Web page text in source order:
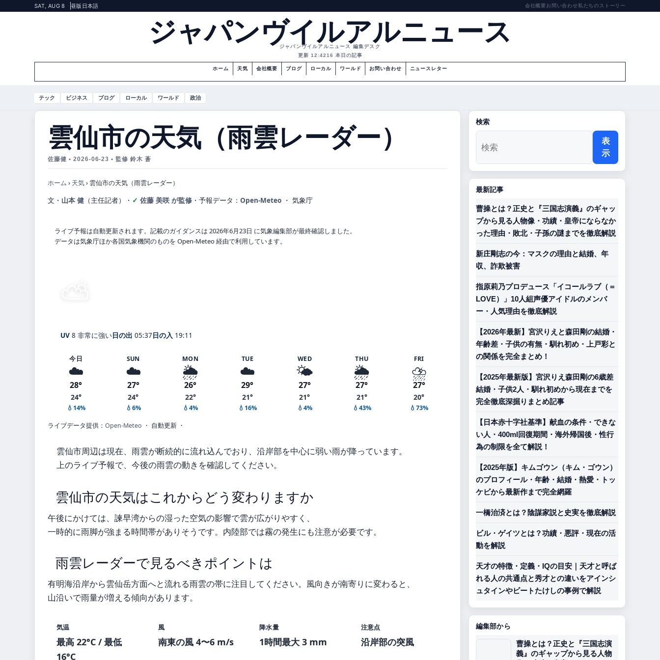
SAT, AUG 8 昼版 日本語 会社概要お問い合わせ私たちのストーリー
ジャパンヴイルアルニュース
ジャパンヴイルアルニュース 編集デスク
更新 12:4216 本日の記事
ホーム 天気 会社概要 ブログ ローカル ワールド お問い合わせ ニュースレター
テック ビジネス ブログ ローカル ワールド 政治
雲仙市の天気（雨雲レーダー）
佐藤健 • 2026-06-23 • 監修 鈴木 蒼
ホーム › 天気› 雲仙市の天気（雨雲レーダー）
文・ 山本 健 （主任記者） ・ 佐藤 美咲 が監修 ・ 予報データ： Open-Meteo ・ 気象庁
ライブ予報は自動更新されます。記載のガイダンスは 2026年6月23日 に気象編集部が最終確認しました。
データは気象庁ほか各国気象機関のものを Open-Meteo 経由で利用しています。
UV 8 非常に強い日の出 05:37日の入 19:11
今日
☁️
28°
24°
💧14%
SUN
☁️
27°
24°
💧6%
MON
🌦️
26°
22°
💧4%
TUE
☁️
29°
21°
💧16%
WED
🌤️
27°
21°
💧4%
THU
🌦️
27°
21°
💧43%
FRI
⛈️
27°
20°
💧73%
ライブデータ提供： Open-Meteo ・ 自動更新 ・
雲仙市周辺は現在、雨雲が断続的に流れ込んでおり、沿岸部を中心に弱い雨が降っています。
上のライブ予報で、今後の雨雲の動きを確認してください。
雲仙市の天気はこれからどう変わりますか
午後にかけては、諫早湾からの湿った空気の影響で雲が広がりやすく、
一時的に雨脚が強まる時間帯がありそうです。内陸部では霧の発生にも注意が必要です。
雨雲レーダーで見るべきポイントは
有明海沿岸から雲仙岳方面へと流れる雨雲の帯に注目してください。風向きが南寄りに変わると、
山沿いで雨量が増える傾向があります。
気温
最高 22°C / 最低
16°C
風
南東の風 4〜6 m/s
降水量
1時間最大 3 mm
注意点
沿岸部の突風
検索
表
示
最新記事
曹操とは？正史と『三国志演義』のギャッ
プから見る人物像・功績・皇帝にならなか
った理由・敗北・子孫の謎までを徹底解説
新庄剛志の今：マスクの理由と結婚、年
収、詐欺被害
指原莉乃プロデュース「イコールラブ（＝
LOVE）」10人組声優アイドルのメンバ
ー・人気理由を徹底解説
【2026年最新】宮沢りえと森田剛の結婚・
年齢差・子供の有無・馴れ初め・上戸彩と
の関係を完全まとめ！
【2025年最新版】宮沢りえ森田剛の6歳差
結婚・子供2人・馴れ初めから現在までを
完全徹底深掘りまとめ記事
【日本赤十字社基準】献血の条件・できな
い人・400ml回復期間・海外帰国後・性行
為の制限を全て解説！
【2025年版】キムゴウン（キム・ゴウン）
のプロフィール・年齢・結婚・熱愛・トッ
ケビから最新作まで完全網羅
一橋治済とは？陰謀家説と史実を徹底解説
ビル・ゲイツとは？功績・悪評・現在の活
動を解説
天才の特徴・定義・IQの目安｜天才と呼ば
れる人の共通点と秀才との違いをアインシ
ュタインやビートたけしの事例で解説
編集部から
曹操とは？正史と『三国志演
義』のギャップから見る人物